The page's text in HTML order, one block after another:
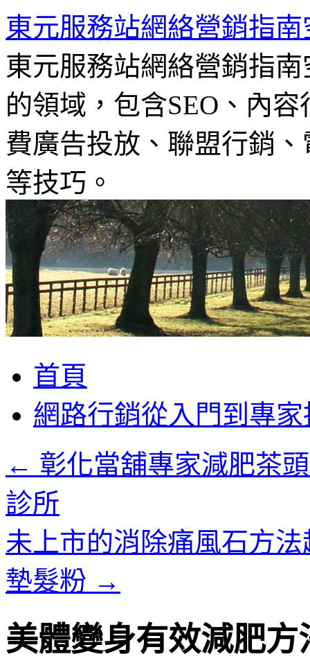
東元服務站網絡營銷指南
東元服務站網絡營銷指
的領域，包含SEO、內
費廣告投放、聯盟行銷
等技巧。
至
要
首頁
網路行銷從入門到專家
← 彰化當舖專家減肥茶
診所
未上市的消除痛風石方
墊髮粉 →
美體變身有效減肥